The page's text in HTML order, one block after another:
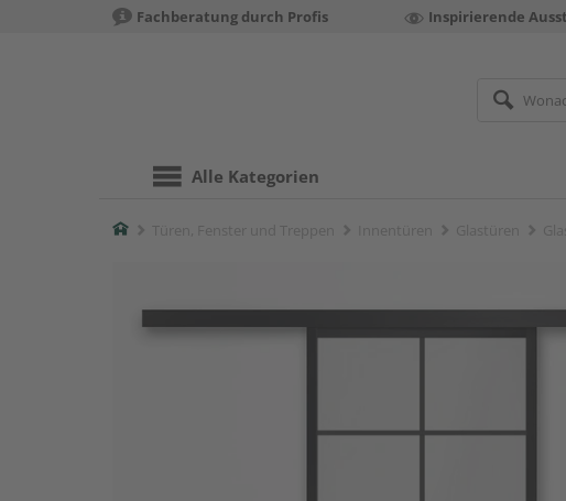
Fachberatung durch Profis Inspirierende
Alle Kategorien
Home